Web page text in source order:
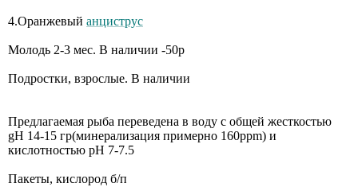
4.Оранжевый анциструс
Молодь 2-3 мес. В наличии -50р
Подростки, взрослые. В наличии
Предлагаемая рыба переведена в воду с общей жесткостью
gH 14-15 гр(минерализация примерно 160ppm) и
кислотностью pH 7-7.5
Пакеты, кислород б/п